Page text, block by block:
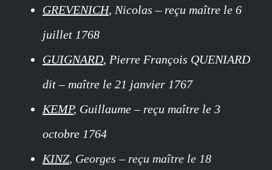
GREVENICH, Nicolas – reçu maître le 6
juillet 1768
GUIGNARD, Pierre François QUENIARD
dit – maître le 21 janvier 1767
KEMP, Guillaume – reçu maître le 3
octobre 1764
KINZ, Georges – reçu maître le 18